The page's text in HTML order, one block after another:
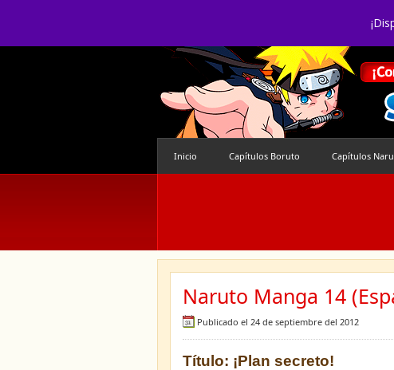
Inicio Capítulos Boruto Capítulos
Naruto Manga 14
Publicado el 24 de septiembre del 2012
Título: ¡Plan secreto!